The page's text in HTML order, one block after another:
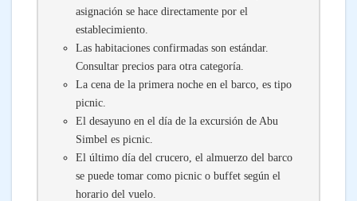
asignación se hace directamente por el
establecimiento.
Las habitaciones confirmadas son estándar.
Consultar precios para otra categoría.
La cena de la primera noche en el barco, es tipo
picnic.
El desayuno en el día de la excursión de Abu
Simbel es picnic.
El último día del crucero, el almuerzo del barco
se puede tomar como picnic o buffet según el
horario del vuelo.